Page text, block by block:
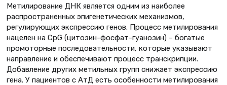
Метилирование ДНК является одним из наиболее
распространенных эпигенетических механизмов,
регулирующих экспрессию генов. Процесс метилирования
нацелен на CpG (цитозин-фосфат-гуанозин) – богатые
промоторные последовательности, которые указывают
направление и обеспечивают процесс транскрипции.
Добавление других метильных групп снижает экспрессию
гена. У пациентов с АтД есть особенности метилирования